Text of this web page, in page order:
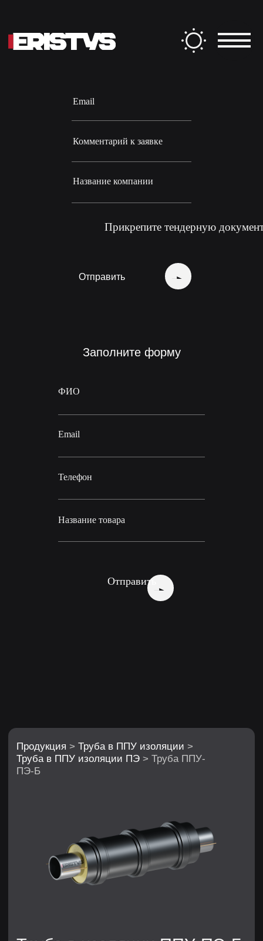
Отправить
Email
Комментарий к заявке
Название компании
Прикрепите тендерную
Заполните форму
ФИО
Email
Телефон
Название товара
Отправить
Труба в ППУ изоляции ПЭ>Труба ППУ-
бесшовная, магистральная
Трубы в изоляции ППУ-ПЭ-Б
обеспечивает превосходные
теплоизоляционные свойства и
надёжную защиту от внешних
воздействий.
Преимущества трубы в изоляции ППУ-